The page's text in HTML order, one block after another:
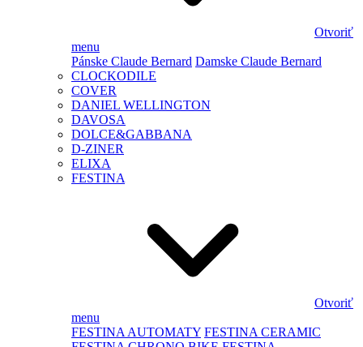
Otvoriť
menu
Pánske Claude Bernard Damske Claude Bernard
CLOCKODILE
COVER
DANIEL WELLINGTON
DAVOSA
DOLCE&GABBANA
D-ZINER
ELIXA
FESTINA
Otvoriť
menu
FESTINA AUTOMATY FESTINA CERAMIC